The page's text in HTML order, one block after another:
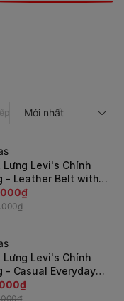
Mới nhất
Lưng Levi's Chính
- Leather Belt with
Buckl (30-32) -
| JapanSport
Lưng Levi's Chính
- Casual Everyday
Belt with Double
Buckle - Màu đen |